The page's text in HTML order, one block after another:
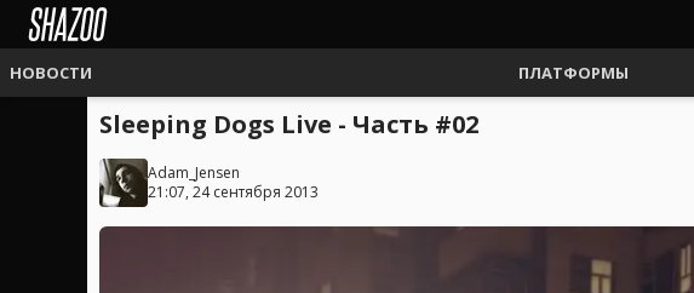
НОВОСТИ ПЛАТФОРМЫ
Sleeping Dogs Live - Часть #02
Adam_Jensen
21:07, 24 сентября 2013